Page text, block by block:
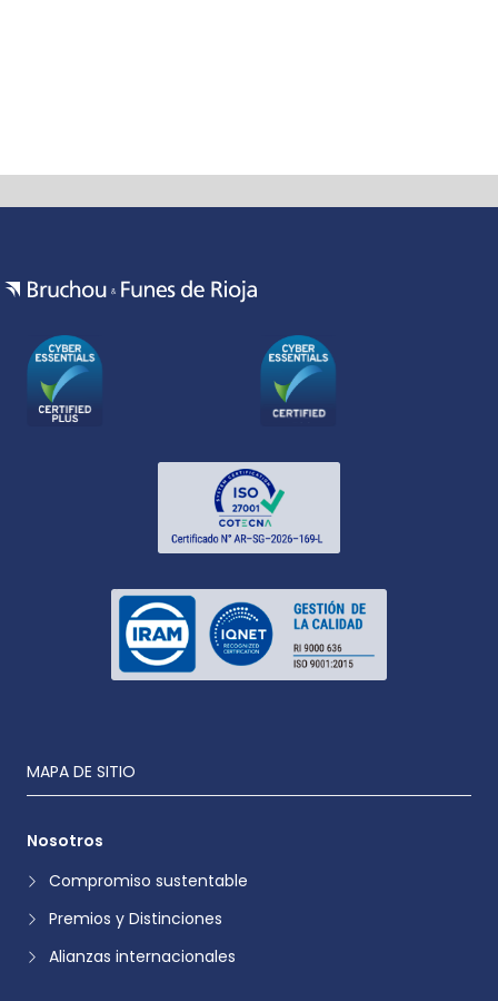
MAPA DE SITIO
Nosotros
Compromiso sustentable
Premios y Distinciones
Alianzas internacionales